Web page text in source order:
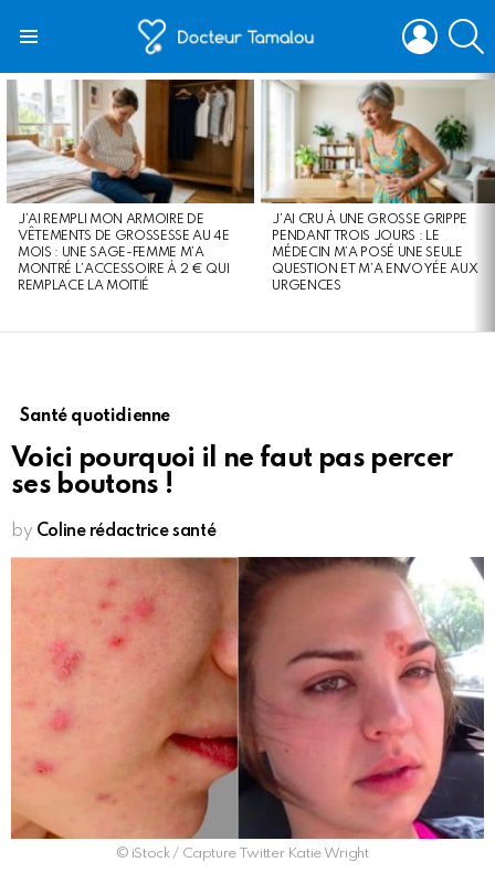
LOGIN
STORIES
J’AI REMPLI MON ARMOIRE DE
VÊTEMENTS DE GROSSESSE AU 4E
MOIS : UNE SAGE-FEMME M’A
MONTRÉ L’ACCESSOIRE À 2 € QUI
REMPLACE LA MOITIÉ
J’AI CRU À UNE GROSSE GRIPPE
PENDANT TROIS JOURS : LE
MÉDECIN M’A POSÉ UNE SEULE
QUESTION ET M’A ENVOYÉE AUX
URGENCES
Santé quotidienne
Voici pourquoi il ne faut pas percer
ses boutons !
by Coline rédactrice santé
© iStock / Capture Twitter Katie Wright